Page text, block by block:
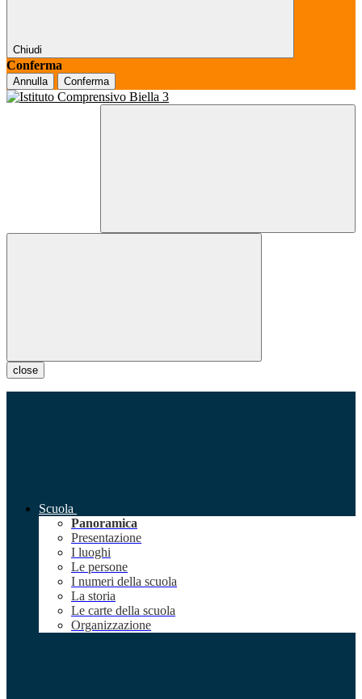
Chiudi
Conferma
Annulla Conferma
close
Scuola
Panoramica
Presentazione
I luoghi
Le persone
I numeri della scuola
La storia
Le carte della scuola
Organizzazione